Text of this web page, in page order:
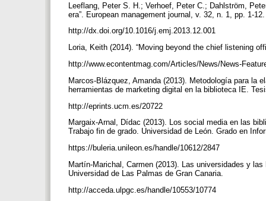
Leeflang, Peter S. H.; Verhoef, Peter C.; Dahlström,
era”. European management journal, v. 32, n. 1, pp. 1-
http://dx.doi.org/10.1016/j.emj.2013.12.001
Loria, Keith (2014). “Moving beyond the chief listening
http://www.econtentmag.com/Articles/News/News-
Marcos-Blázquez, Amanda (2013). Metodología para la
herramientas de marketing digital en la biblioteca IE.
http://eprints.ucm.es/20722
Margaix-Arnal, Dídac (2013). Los social media en las
Trabajo fin de grado. Universidad de León. Grado en
https://buleria.unileon.es/handle/10612/2847
Martín-Marichal, Carmen (2013). Las universidades y
Universidad de Las Palmas de Gran Canaria.
http://acceda.ulpgc.es/handle/10553/10774